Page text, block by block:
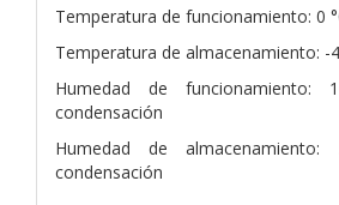
Temperatura de funcionamiento: 0
Temperatura de almacenamiento: -
Humedad de
condensación
Humedad de
condensación